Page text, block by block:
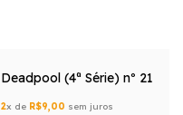
Deadpool (4ª Série) nº 21
2x de R$9,00 sem juros